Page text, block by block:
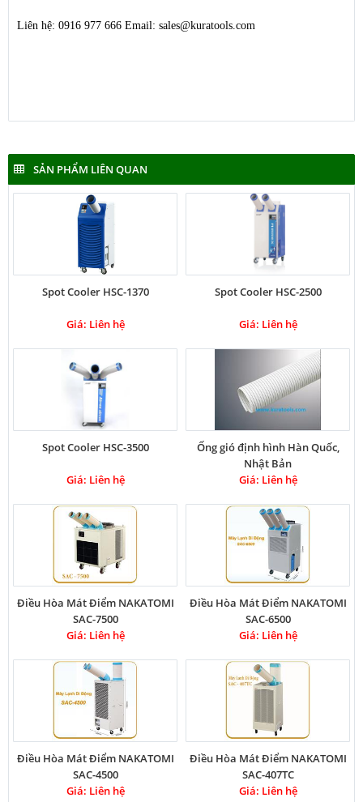
Liên hệ: 0916 977 666 Email: sales@kuratools.com
SẢN PHẨM LIÊN QUAN
Spot Cooler HSC-1370
Giá: Liên hệ
Spot Cooler HSC-2500
Giá: Liên hệ
Spot Cooler HSC-3500
Giá: Liên hệ
Ống gió định hình Hàn Quốc,
Nhật Bản
Giá: Liên hệ
Điều Hòa Mát Điểm NAKATOMI
SAC-7500
Giá: Liên hệ
Điều Hòa Mát Điểm NAKATOMI
SAC-6500
Giá: Liên hệ
Điều Hòa Mát Điểm NAKATOMI
SAC-4500
Giá: Liên hệ
Điều Hòa Mát Điểm NAKATOMI
SAC-407TC
Giá: Liên hệ